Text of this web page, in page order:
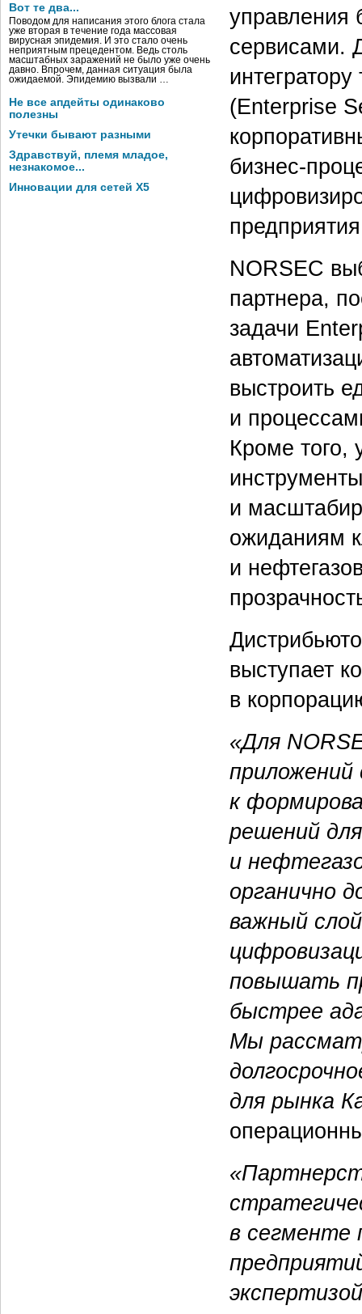
Вот те два...
Поводом для написания этого блога стала
уже вторая в течение года массовая
вирусная эпидемия. И это стало очень
неприятным прецедентом. Ведь столь
масштабных заражений не было уже очень
давно. Впрочем, данная ситуация была
ожидаемой. Эпидемию вызвали …
Не все апдейты одинаково
полезны
Утечки бывают разными
Здравствуй, племя младое,
незнакомое...
Инновации для сетей X5
управления
сервисами.
(Enterprise
бизнес-
NORSEC
партнера,
задачи
выстроить
и
Кроме того,
и
ожиданиям
и
выступает
в
«Для
к
решений
и
органично
важный
повышать
быстрее
Мы
для рынка
в сегменте